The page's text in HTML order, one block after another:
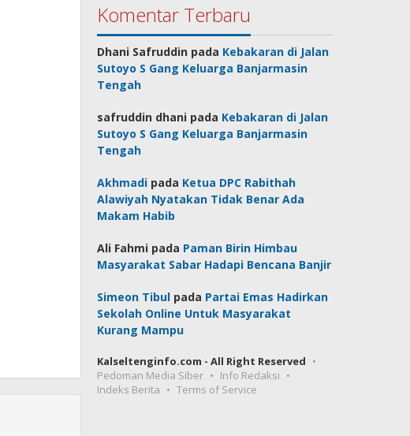
Komentar Terbaru
Dhani Safruddin pada Kebakaran di Jalan
Sutoyo S Gang Keluarga Banjarmasin
Tengah
safruddin dhani pada Kebakaran di Jalan
Sutoyo S Gang Keluarga Banjarmasin
Tengah
Akhmadi pada Ketua DPC Rabithah
Alawiyah Nyatakan Tidak Benar Ada
Makam Habib
Ali Fahmi pada Paman Birin Himbau
Masyarakat Sabar Hadapi Bencana Banjir
Simeon Tibul pada Partai Emas Hadirkan
Sekolah Online Untuk Masyarakat
Kurang Mampu
Kalseltenginfo.com - All Right Reserved
Pedoman Media Siber
Info Redaksi
Indeks Berita
Terms of Service